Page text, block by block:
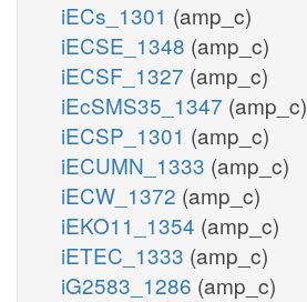
iECs_1301 (amp_c)
iECSE_1348 (amp_c)
iECSF_1327 (amp_c)
iEcSMS35_1347 (amp_c)
iECSP_1301 (amp_c)
iECUMN_1333 (amp_c)
iECW_1372 (amp_c)
iEKO11_1354 (amp_c)
iETEC_1333 (amp_c)
iG2583_1286 (amp_c)